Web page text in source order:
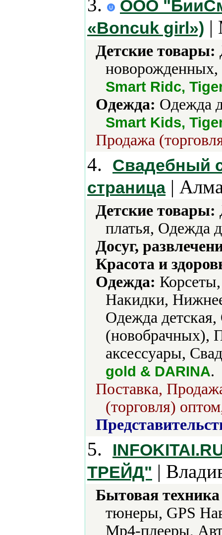
3.
ООО
«Boncuk girl») |
Детские товары:
Smart Ridc,
Одежда: Одежда
Smart Kids,
Продажа
4.
Свадебный
страница|
Детские товары:
платья, Одежда
Досуг,
Красота и
Одежда:
Накидки,
Одежда
(новобрачных),
аксессуары,
gold & DARINA.
Поставка,
(торговля)
5.
ТРЕЙД" |
Бытовая
тюнеры, GPS
Mp4-плееры,